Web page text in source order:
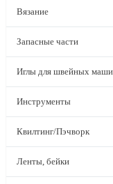
Вязание
Запасные части
Иглы для швейных
Инструменты
Квилтинг/Пэчворк
Ленты, бейки